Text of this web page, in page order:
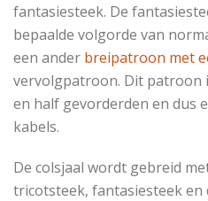
fantasiesteek. De
bepaalde volgorde van
een ander breipatroon met
vervolgpatroon. Dit patroon
en half gevorderden en dus
kabels.
De colsjaal wordt gebreid
tricotsteek, fantasiesteek en